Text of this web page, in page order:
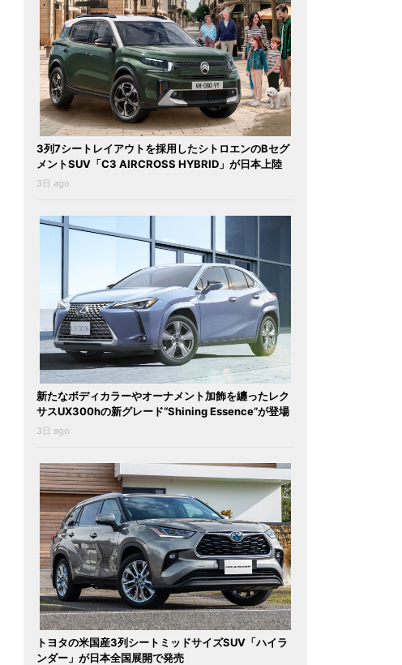
3列7シートレイアウトを採用したシトロエンのBセグ
メントSUV「C3 AIRCROSS HYBRID」が日本上陸
3日 ago
新たなボディカラーやオーナメント加飾を纏ったレク
サスUX300hの新グレード“Shining Essence”が登場
3日 ago
トヨタの米国産3列シートミッドサイズSUV「ハイラ
ンダー」が日本全国展開で発売